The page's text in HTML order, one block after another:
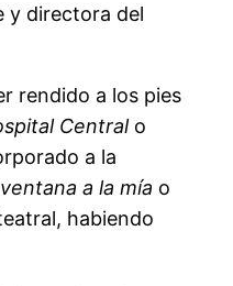
y directora del
rendido a los pies
Centralo
a la
a la mía o
habiendo